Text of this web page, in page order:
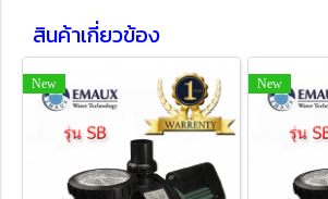
สินค้าเกี่ยวข้อง
New New